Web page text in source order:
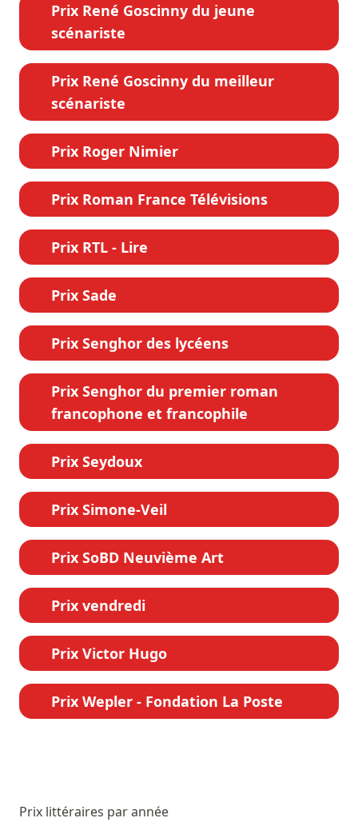
Prix René Goscinny du jeune
scénariste
Prix René Goscinny du meilleur
scénariste
Prix Roger Nimier
Prix Roman France Télévisions
Prix RTL - Lire
Prix Sade
Prix Senghor des lycéens
Prix Senghor du premier roman
francophone et francophile
Prix Seydoux
Prix Simone-Veil
Prix SoBD Neuvième Art
Prix vendredi
Prix Victor Hugo
Prix Wepler - Fondation La Poste
Prix littéraires par année